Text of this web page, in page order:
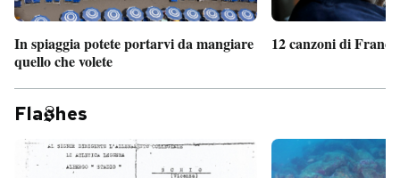
In spiaggia potete portarvi da mangiare
quello che volete
12 canzoni di
Fla hes